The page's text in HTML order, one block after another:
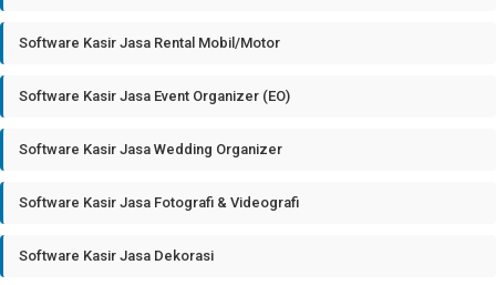
Software Kasir Jasa Rental Mobil/Motor
Software Kasir Jasa Event Organizer (EO)
Software Kasir Jasa Wedding Organizer
Software Kasir Jasa Fotografi & Videografi
Software Kasir Jasa Dekorasi